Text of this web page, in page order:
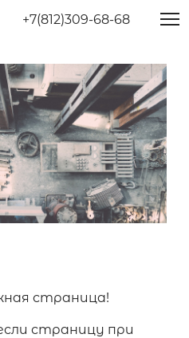
+7(812)309-68-68
страница!
страницу при